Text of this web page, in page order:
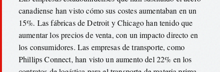
canadiense han visto cómo sus costes aumentaban en un
15%. Las fábricas de Detroit y Chicago han tenido que
aumentar los precios de venta, con un impacto directo en
los consumidores. Las empresas de transporte, como
Phillips Connect, han visto un aumento del 22% en los